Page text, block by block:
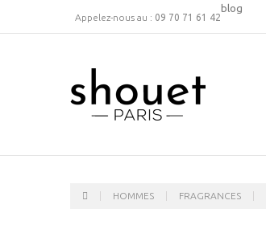
Appelez-nous au : 09 70 71 61 42
blog
HOMMES FRAGRANCES